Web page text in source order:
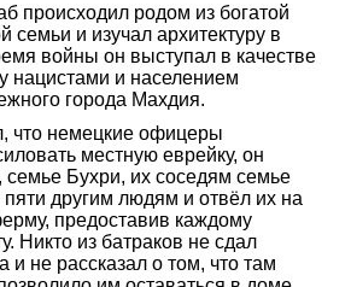
происходил родом из богатой
семьи и изучал архитектуру в
войны он выступал в качестве
нацистами и населением
города Махдия.
что немецкие офицеры
местную еврейку, он
семье Бухри, их соседям семье
другим людям и отвёл их на
предоставив каждому
Никто из батраков не сдал
и не рассказал о том, что там